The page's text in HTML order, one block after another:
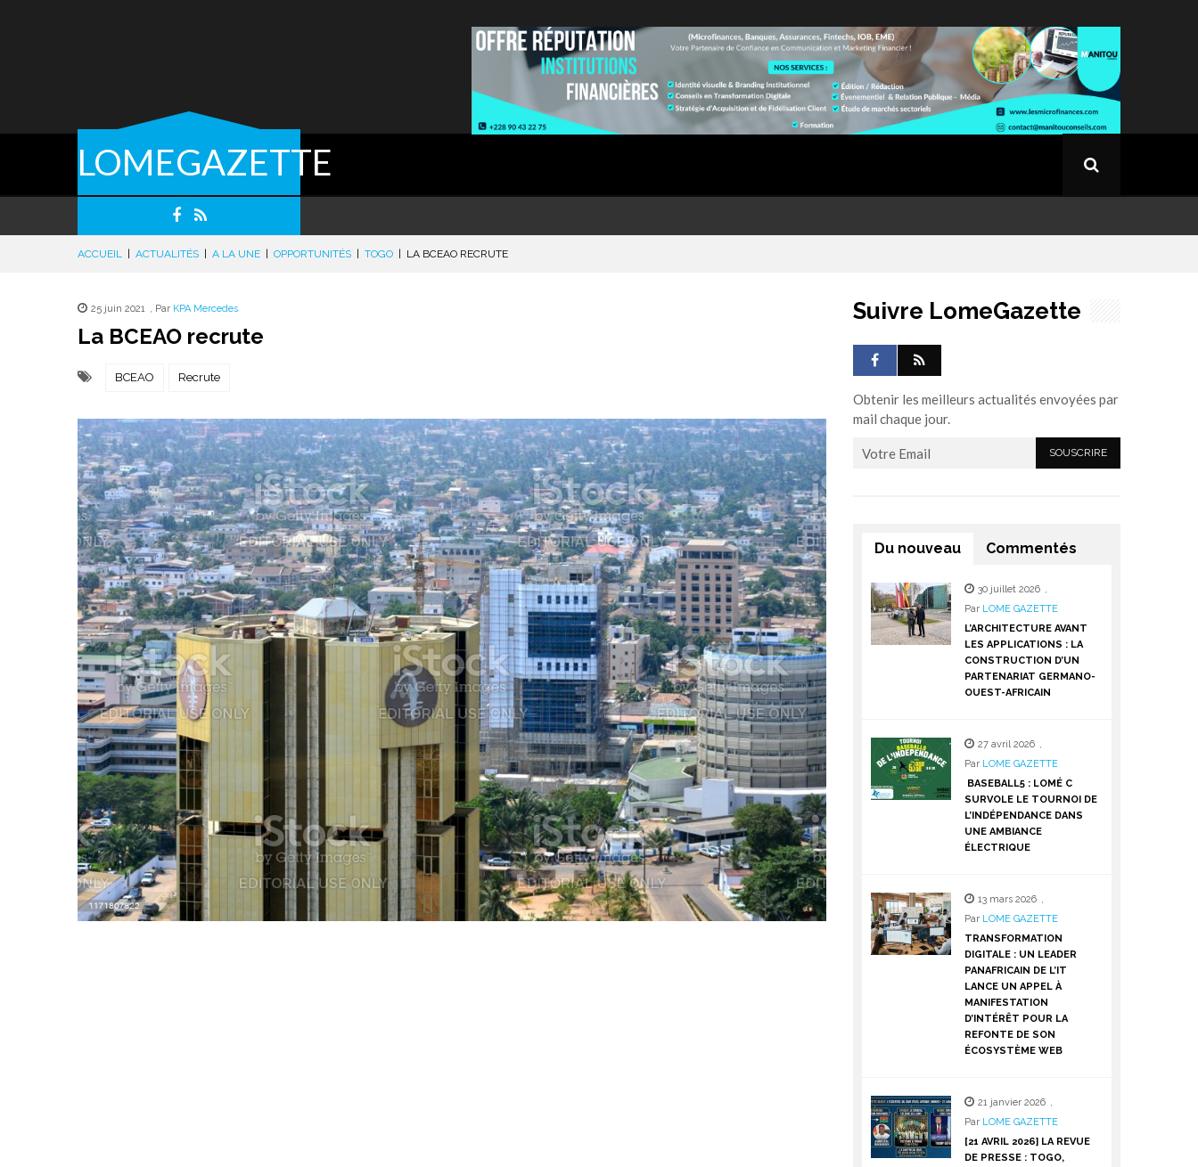
LOMEGAZETTE
ACCUEIL ACTUALITÉS A LA UNE OPPORTUNITÉS TOGO LA BCEAO RECRUTE
25 juin 2021 , Par KPA Mercedes
La BCEAO recrute
BCEAO Recrute
Suivre LomeGazette
Obtenir les meilleurs actualités envoyées par
mail chaque jour.
Du nouveau Commentés
30 juillet 2026 ,
Par LOME GAZETTE
L’ARCHITECTURE AVANT
LES APPLICATIONS : LA
CONSTRUCTION D’UN
PARTENARIAT GERMANO-
OUEST-AFRICAIN
27 avril 2026 ,
Par LOME GAZETTE
BASEBALL5 : LOMÉ C
SURVOLE LE TOURNOI DE
L’INDÉPENDANCE DANS
UNE AMBIANCE
ÉLECTRIQUE
13 mars 2026 ,
Par LOME GAZETTE
TRANSFORMATION
DIGITALE : UN LEADER
PANAFRICAIN DE L’IT
LANCE UN APPEL À
MANIFESTATION
D’INTÉRÊT POUR LA
REFONTE DE SON
ÉCOSYSTÈME WEB
21 janvier 2026 ,
Par LOME GAZETTE
[21 AVRIL 2026] LA REVUE
DE PRESSE : TOGO,